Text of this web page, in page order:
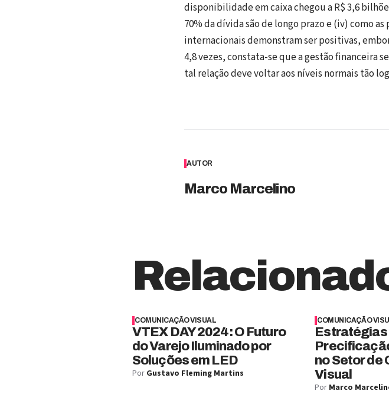
disponibilidade em caixa chegou a R$ 3,6
70% da dívida são de longo prazo e (iv) como
internacionais demonstram ser positivas,
4,8 vezes, constata-se que a gestão financeira
tal relação deve voltar aos níveis normais tão
AUTOR
Marco Marcelino
COMUNICAÇÃO VISUAL
VTEX DAY 2024: O Futuro
do Varejo Iluminado por
Soluções em LED
Por Gustavo Fleming Martins
COMUNICAÇÃO
Estratégias
no Setor de
Visual
Por Marco